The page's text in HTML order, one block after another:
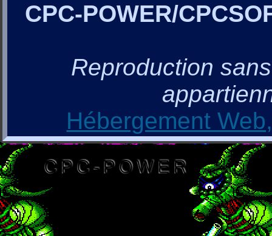
CPC-POWER/
Reproduction
Hébergement